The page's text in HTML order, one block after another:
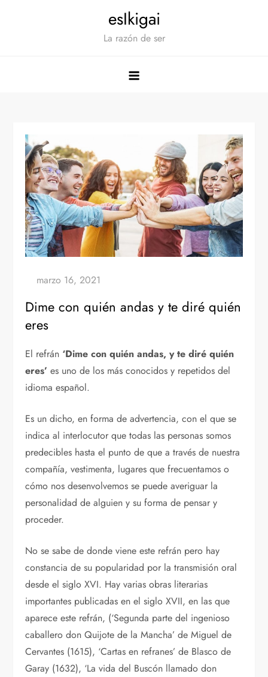
esIkigai
La razón de ser
Dime con quién andas y te diré quién
eres
El refrán ‘Dime con quién andas, y te diré quién
eres’ es uno de los más conocidos y repetidos del
idioma español.
Es un dicho, en forma de advertencia, con el que se
indica al interlocutor que todas las personas somos
predecibles hasta el punto de que a través de nuestra
compañía, vestimenta, lugares que frecuentamos o
cómo nos desenvolvemos se puede averiguar la
personalidad de alguien y su forma de pensar y
proceder.
No se sabe de donde viene este refrán pero hay
constancia de su popularidad por la transmisión oral
desde el siglo XVI. Hay varias obras literarias
importantes publicadas en el siglo XVII, en las que
aparece este refrán, (‘Segunda parte del ingenioso
caballero don Quijote de la Mancha’ de Miguel de
Cervantes (1615), ‘Cartas en refranes’ de Blasco de
Garay (1632), ‘La vida del Buscón llamado don